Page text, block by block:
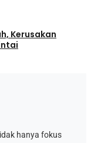
Kerusakan
hanya fokus